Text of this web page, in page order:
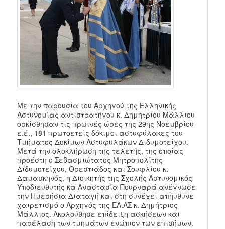
Με την παρουσία του Αρχηγού της Ελληνικής
Αστυνομίας αντιστρατήγου κ. Δημητρίου Μάλλιου
ορκίσθησαν τις πρωινές ώρες της 29ης Νοεμβρίου
ε.έ., 181 πρωτοετείς δόκιμοι αστυφύλακες του
Τμήματος Δοκίμων Αστυφυλάκων Διδυμοτείχου.
Μετά την ολοκλήρωση της τελετής, της οποίας
προέστη ο Σεβασμιώτατος Μητροπολίτης
Διδυμοτείχου, Ορεστιάδος και Σουφλίου κ.
Δαμασκηνός, η Διοικητής της Σχολής Αστυνομικός
Υποδιευθυτής κα Αναστασία Πουρναρά ανέγνωσε
την Ημερήσια Διαταγή και στη συνέχει απήυθυνε
χαιρετισμό ο Αρχηγός της ΕΛ.ΑΣ κ. Δημήτριος
Μάλλιος. Ακολούθησε επίδειξη ασκήσεων και
παρέλαση των τμημάτων ενώπιον των επισήμων.